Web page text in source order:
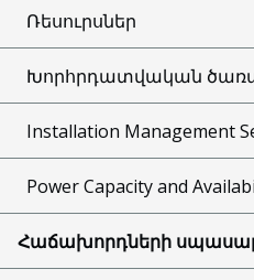
Ռեսուրսներ
Խորհրդատվական
Installation Management
Power Capacity and
Հաճախորդների